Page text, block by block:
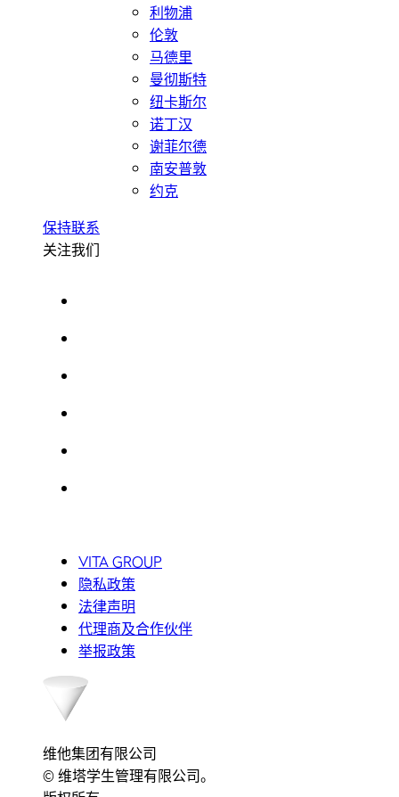
利物浦
伦敦
马德里
曼彻斯特
纽卡斯尔
诺丁汉
谢菲尔德
南安普敦
约克
保持联系
关注我们
VITA GROUP
隐私政策
法律声明
代理商及合作伙伴
举报政策
维他集团有限公司
© 维塔学生管理有限公司。